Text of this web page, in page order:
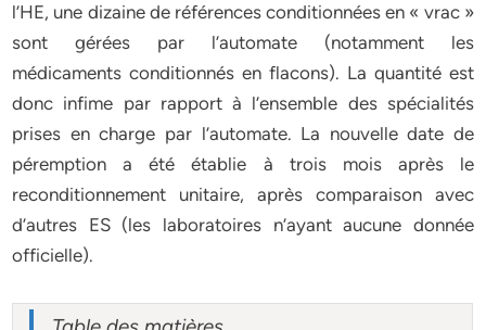
l’HE, une dizaine de références conditionnées en « vrac »
sont gérées par l’automate (notamment les
médicaments conditionnés en flacons). La quantité est
donc infime par rapport à l’ensemble des spécialités
prises en charge par l’automate. La nouvelle date de
péremption a été établie à trois mois après le
reconditionnement unitaire, après comparaison avec
d’autres ES (les laboratoires n’ayant aucune donnée
officielle).